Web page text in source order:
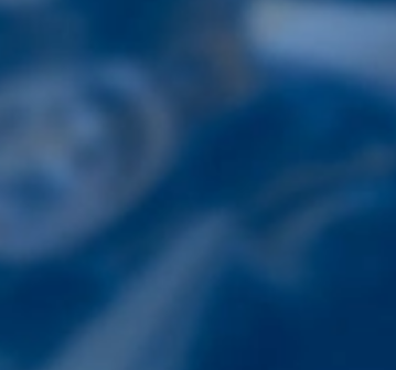
区本山4丁目3番7号
08:30~17:30（土日祝休）